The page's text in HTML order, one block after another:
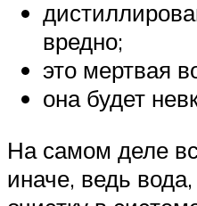
вредно;
это мертвая
она будет
На самом деле
иначе, ведь